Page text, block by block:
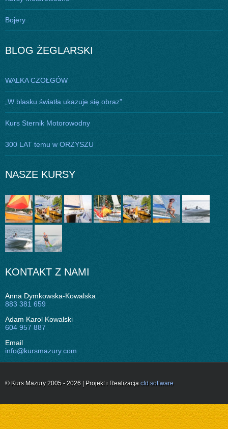
Bojery
BLOG ŻEGLARSKI
WALKA CZOŁGÓW
„W blasku światła ukazuje się obraz”
Kurs Sternik Motorowodny
300 LAT temu w ORZYSZU
NASZE KURSY
KONTAKT Z NAMI
Anna Dymkowska-Kowalska
883 381 659
Adam Karol Kowalski
604 957 887
Email
info@kursmazury.com
© Kurs Mazury 2005 - 2026 | Projekt i Realizacja cfd software